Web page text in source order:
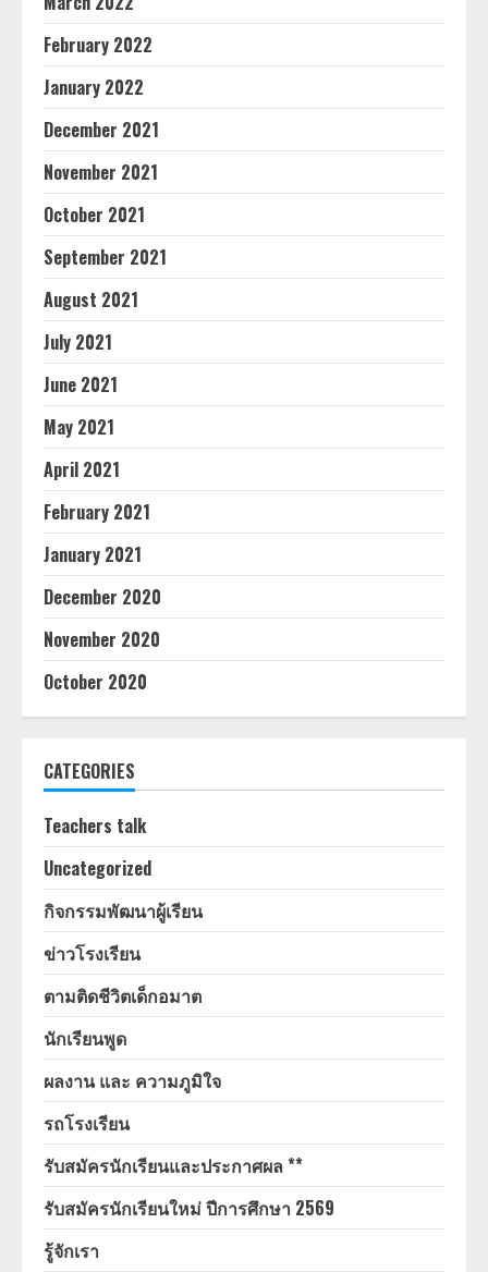
February 2022
January 2022
December 2021
November 2021
October 2021
September 2021
August 2021
July 2021
June 2021
May 2021
April 2021
February 2021
January 2021
December 2020
November 2020
October 2020
CATEGORIES
Teachers talk
Uncategorized
กิจกรรมพัฒนาผู้เรียน
ข่าวโรงเรียน
ตามติดชีวิตเด็กอมาต
นักเรียนพูด
ผลงาน และ ความภูมิใจ
รถโรงเรียน
รับสมัครนักเรียนและประกาศผล **
รับสมัครนักเรียนใหม่ ปีการศึกษา 2569
รู้จักเรา